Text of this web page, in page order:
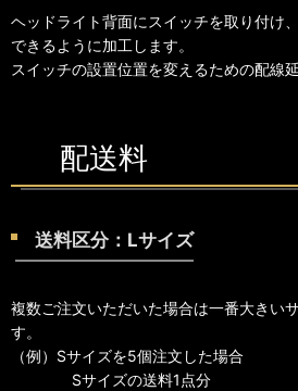
ヘッドライト背面にスイッチを取り付け
できるように加工します。
スイッチの設置位置を変えるための配線
配送料
送料区分：Lサイズ
複数ご注文いただいた場合は一番大きい
す。
（例）Sサイズを5個注文した場合
Sサイズの送料1点分